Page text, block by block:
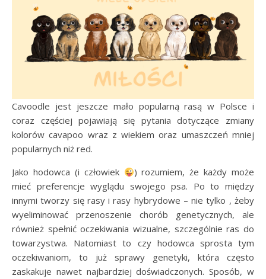
Cavoodle jest jeszcze mało popularną rasą w Polsce i
coraz częściej pojawiają się pytania dotyczące zmiany
kolorów cavapoo wraz z wiekiem oraz umaszczeń mniej
popularnych niż red.
Jako hodowca (i człowiek
) rozumiem, że każdy może
mieć preferencje wyglądu swojego psa. Po to między
innymi tworzy się rasy i rasy hybrydowe – nie tylko , żeby
wyeliminować przenoszenie chorób genetycznych, ale
również spełnić oczekiwania wizualne, szczególnie ras do
towarzystwa. Natomiast to czy hodowca sprosta tym
oczekiwaniom, to już sprawy genetyki, która często
zaskakuje nawet najbardziej doświadczonych. Sposób, w